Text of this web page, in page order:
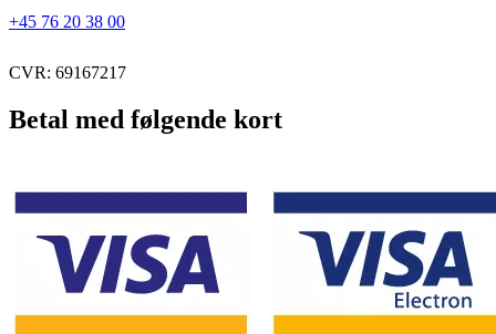
+45 76 20 38 00
CVR: 69167217
Betal med følgende kort